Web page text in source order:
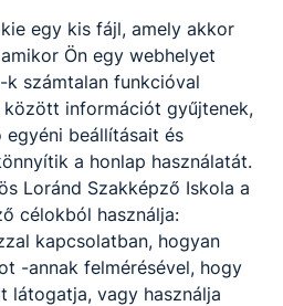
egy kis fájl, amely akkor
Ön egy webhelyet
számtalan funkcióval
között információt gyűjtenek,
beállításait és
a honlap használatát.
Loránd Szakképző Iskola a
célokból használja:
kapcsolatban, hogyan
-annak felmérésével, hogy
látogatja, vagy használja